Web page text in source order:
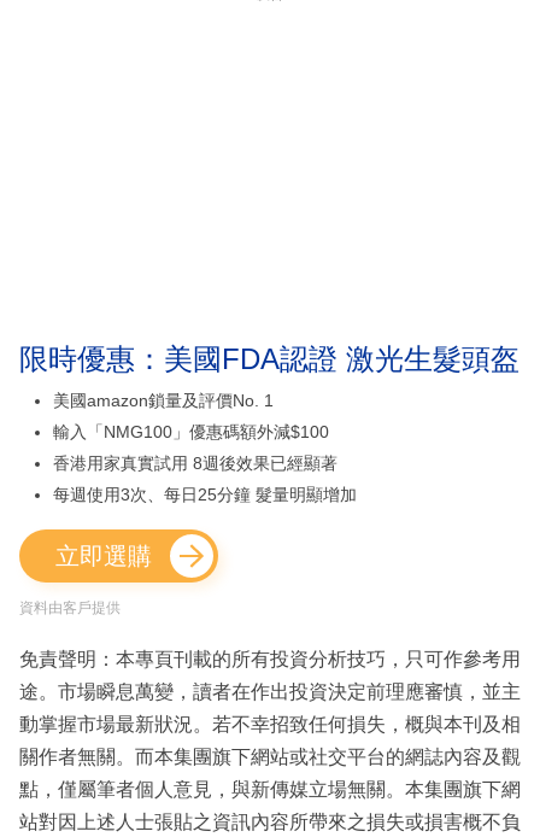
限時優惠：美國FDA認證 激光生髮頭盔
美國amazon鎖量及評價No. 1
輸入「NMG100」優惠碼額外減$100
香港用家真實試用 8週後效果已經顯著
每週使用3次、每日25分鐘 髮量明顯增加
立即選購
資料由客戶提供
免責聲明：本專頁刊載的所有投資分析技巧，只可作參考用
途。市場瞬息萬變，讀者在作出投資決定前理應審慎，並主
動掌握市場最新狀況。若不幸招致任何損失，概與本刊及相
關作者無關。而本集團旗下網站或社交平台的網誌內容及觀
點，僅屬筆者個人意見，與新傳媒立場無關。本集團旗下網
站對因上述人士張貼之資訊內容所帶來之損失或損害概不負